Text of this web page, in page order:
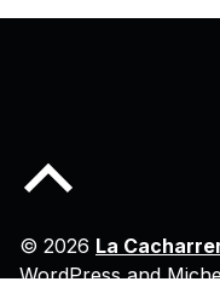
© 2026 La
WordPressand